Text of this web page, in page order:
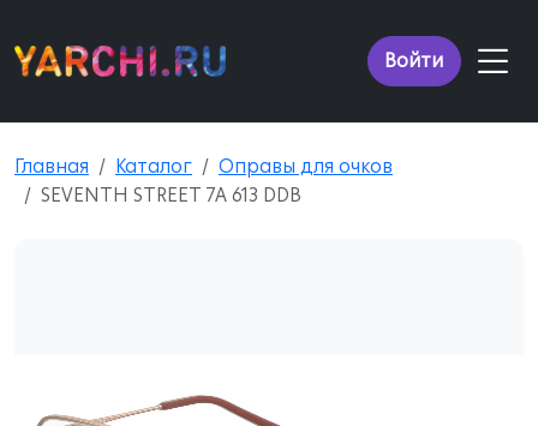
Войти
Главная Каталог
Оправы для очков
SEVENTH STREET 7A 613 DDB